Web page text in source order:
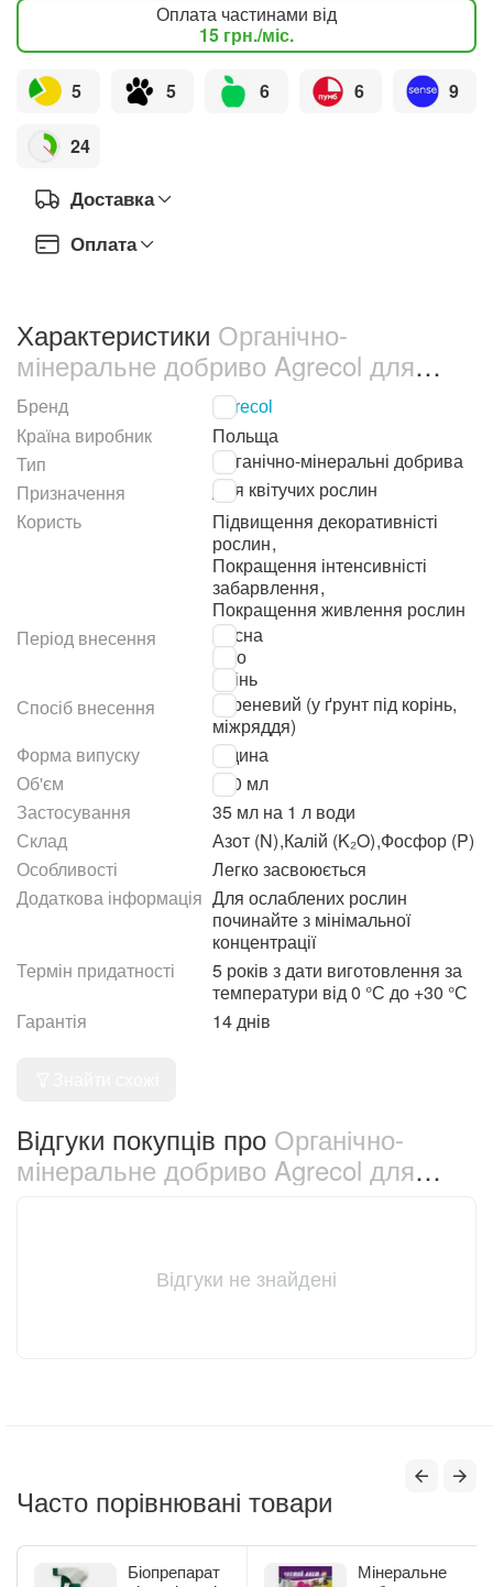
Оплата частинами від
15 грн./міс.
5 5 6 6 9
24
Доставка
Оплата
Характеристики Органічно-
мінеральне добриво Agrecol для
гортензії 750 мл (30779)
Бренд Agrecol
Країна виробник
Польща
Тип
Органічно-мінеральні добрива
Призначення
Для квітучих рослин
Користь
Підвищення декоративністі
рослин,
Покращення інтенсивністі
забарвлення,
Покращення живлення рослин
Період внесення
Весна
Літо
Осінь
Спосіб внесення
Кореневий (у ґрунт під корінь,
міжряддя)
Форма випуску
Рідина
Об'єм
750 мл
Застосування
35 мл на 1 л води
Склад
Азот (N),Калій (K₂O),Фосфор (P)
Особливості
Легко засвоюється
Додаткова інформація Для ослаблених рослин
починайте з мінімальної
концентрації
Термін придатності
5 років з дати виготовлення за
температури від 0 °С до +30 °С
Гарантія
14 днів
Відгуки покупців про Органічно-
мінеральне добриво Agrecol для
Відгуки не знайдені
Часто порівнювані товари
Біопрепарат
Мінеральне